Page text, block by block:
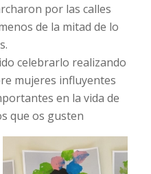
por las calles
de la mitad de lo
celebrarlo realizando
mujeres influyentes
en la vida de
que os gusten